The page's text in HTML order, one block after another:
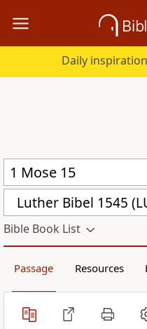
Daily
Luther Bibel 1545
Bible Book List
Passage Resources